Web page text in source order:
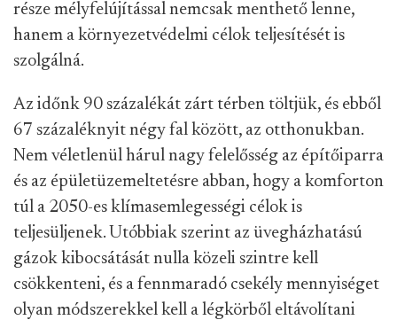
része mélyfelújítással nemcsak menthető lenne,
hanem a környezetvédelmi célok teljesítését is
szolgálná.
Az időnk 90 százalékát zárt térben töltjük, és ebből
67 százaléknyit négy fal között, az otthonukban.
Nem véletlenül hárul nagy felelősség az építőiparra
és az épületüzemeltetésre abban, hogy a komforton
túl a 2050-es klímasemlegességi célok is
teljesüljenek. Utóbbiak szerint az üvegházhatású
gázok kibocsátását nulla közeli szintre kell
csökkenteni, és a fennmaradó csekély mennyiséget
olyan módszerekkel kell a légkörből eltávolítani